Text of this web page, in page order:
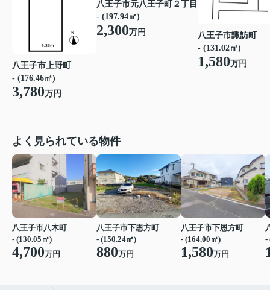
八王子市上野町
- (176.46㎡)
3,780万円
八王子市元八王子町２丁目
- (197.94㎡)
2,300万円
八王子市諏訪町
- (131.02㎡)
1,580万円
よく見られている物件
八王子市八木町
- (130.05㎡)
4,700万円
八王子市下恩方町
- (150.24㎡)
880万円
八王子市下恩方町
- (164.00㎡)
1,580万円
-